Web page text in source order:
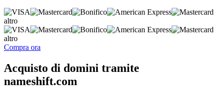
altro
altro
Compra ora
Acquisto di domini tramite
nameshift.com